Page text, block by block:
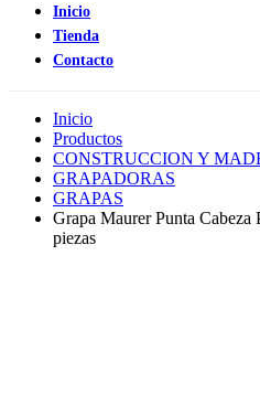
Inicio
Tienda
Contacto
Inicio
Productos
CONSTRUCCION Y
GRAPADORAS
GRAPAS
Grapa Maurer Punta Cabeza
piezas